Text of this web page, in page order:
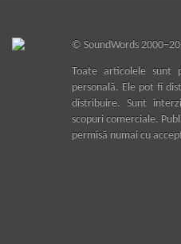
© SoundWords
Toate articolele sunt
personală. Ele pot fi
distribuire. Sunt
scopuri comerciale.
permisă numai cu